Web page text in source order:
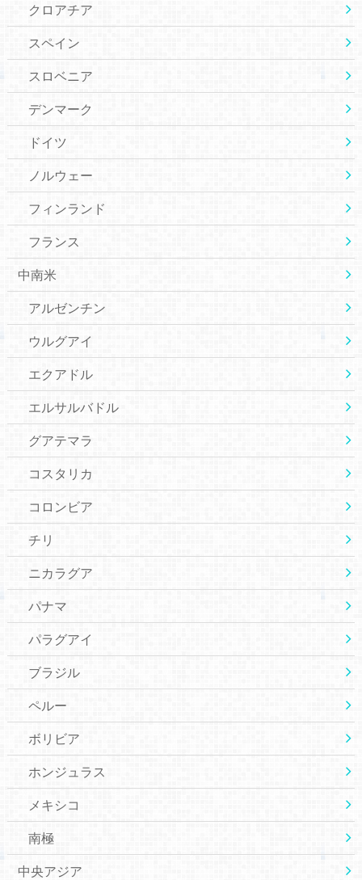
クロアチア
スペイン
スロベニア
デンマーク
ドイツ
ノルウェー
フィンランド
フランス
中南米
アルゼンチン
ウルグアイ
エクアドル
エルサルバドル
グアテマラ
コスタリカ
コロンビア
チリ
ニカラグア
パナマ
パラグアイ
ブラジル
ペルー
ボリビア
ホンジュラス
メキシコ
南極
中央アジア